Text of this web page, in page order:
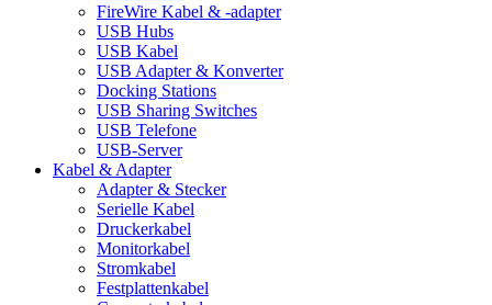
FireWire Kabel & -adapter
USB Hubs
USB Kabel
USB Adapter & Konverter
Docking Stations
USB Sharing Switches
USB Telefone
USB-Server
Kabel & Adapter
Adapter & Stecker
Serielle Kabel
Druckerkabel
Monitorkabel
Stromkabel
Festplattenkabel